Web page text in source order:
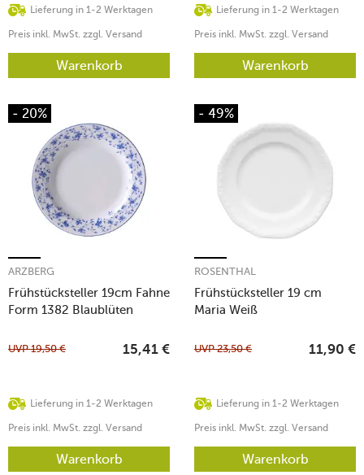
Lieferung in 1-2 Werktagen
Preis inkl. MwSt. zzgl. Versand
Warenkorb
Lieferung in 1-2 Werktagen
Preis inkl. MwSt. zzgl. Versand
Warenkorb
- 20%
Frühstücksteller 19cm Fahne
Form 1382 Blaublüten
ARZBERG
Lieferung in 1-2 Werktagen
UVP19,50 € 15,41 €
Preis inkl. MwSt. zzgl. Versand
Warenkorb
- 49%
Frühstücksteller 19 cm
Maria Weiß
ROSENTHAL
Lieferung in 1-2 Werktagen
UVP23,50 € 11,90 €
Preis inkl. MwSt. zzgl. Versand
Warenkorb